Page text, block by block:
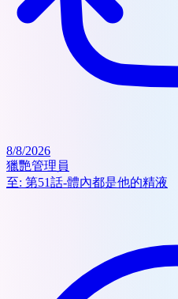
8/8/2026
獵艷管理員
至: 第51話-體內都是他的精液